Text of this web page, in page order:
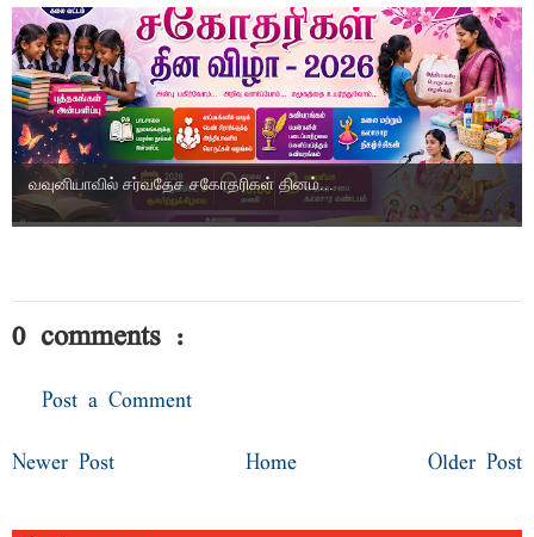
வவுனியாவில் சர்வதேச சகோதரிகள் தினம்...
0 comments :
Post a Comment
Newer Post Older Post
Home